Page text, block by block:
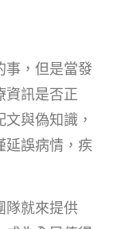
事，但是當發
資訊是否正
與偽知識，
延誤病情，疾
隊就來提供